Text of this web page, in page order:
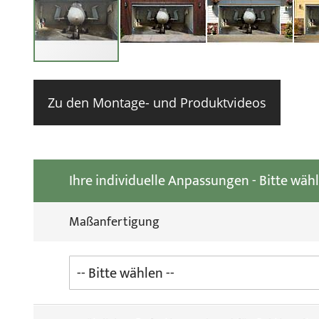
Ihre individuelle Anpassungen - Bitte
Maßanfertigung
Zu den Montage- und Produktvideos
Anfang
springen